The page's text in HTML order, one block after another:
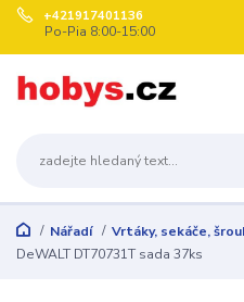
+421917401136
Po-Pia 8:00-15:00
Nářadí Vrtáky, sekáče,
DeWALT DT70731T sada 37ks